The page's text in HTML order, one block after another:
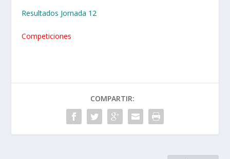
Resultados Jornada 12
Competiciones
COMPARTIR: